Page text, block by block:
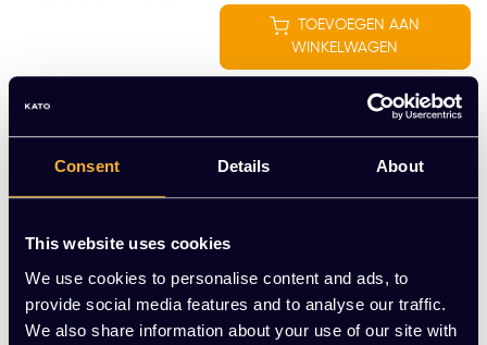
Consent Details About
This website uses cookies
We use cookies to personalise content and ads, to
provide social media features and to analyse our traffic.
We also share information about your use of our site with
TOEVOEGEN AAN
WINKELWAGEN
Infrarood verwarming onder
1 2 3 4 5 6